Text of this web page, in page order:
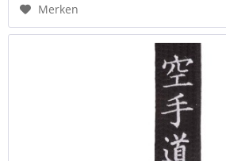
Merken